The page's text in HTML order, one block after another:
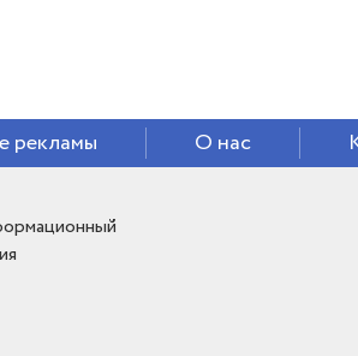
рекламы О нас